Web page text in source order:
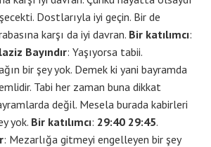
Dostlarıyla iyi geçin. Bir de
karşı da iyi davran. Bir katılımcı:
Bayındır: Yaşıyorsa tabii.
bir şey yok. Demek ki yani bayramda
Tabi her zaman buna dikkat
değil. Mesela burada kabirleri
yok. Bir katılımcı: 29:40 29:45.
: Mezarlığa gitmeyi engelleyen bir şey